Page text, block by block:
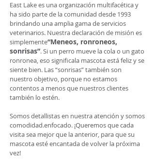
East Lake es una organización multifacética y
ha sido parte de la comunidad desde 1993
brindando una amplia gama de servicios
veterinarios. Nuestra declaración de misión es
simplemente“Meneos, ronroneos,
sonrisas”. Si un perro mueve la cola o un gato
ronronea, eso significala mascota está feliz y se
siente bien. Las “sonrisas” también son
nuestro objetivo, porque no estamos
contentos a menos que nuestros clientes
también lo estén.
Somos detallistas en nuestra atención y somos
comodidad.enfocado. ¡Queremos que cada
visita sea mejor que la anterior, para que su
mascota esté encantada de volver la próxima
vez!